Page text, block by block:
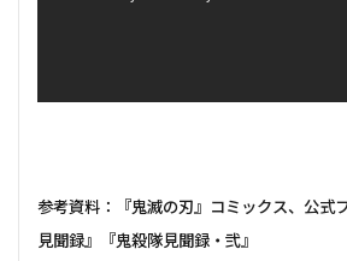
参考資料：『鬼滅の刃』コミックス、公式
見聞録』『鬼殺隊見聞録・弐』